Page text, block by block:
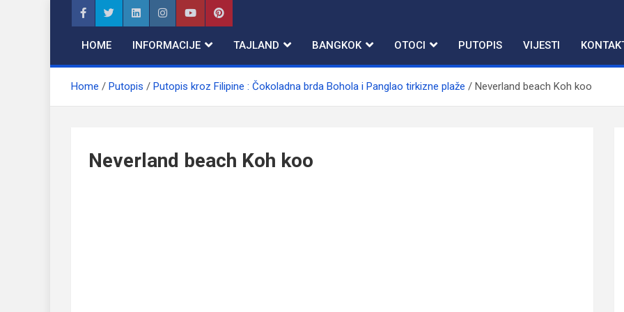
contentHOME INFORMACIJE TAJLAND BANGKOK OTOCI PUTOPIS VIJESTI
Home Putopis Putopis kroz Filipine : Čokoladna brda Bohola i Panglao tirkizne plaže Neverland beach Koh koo
Neverland beach Koh koo